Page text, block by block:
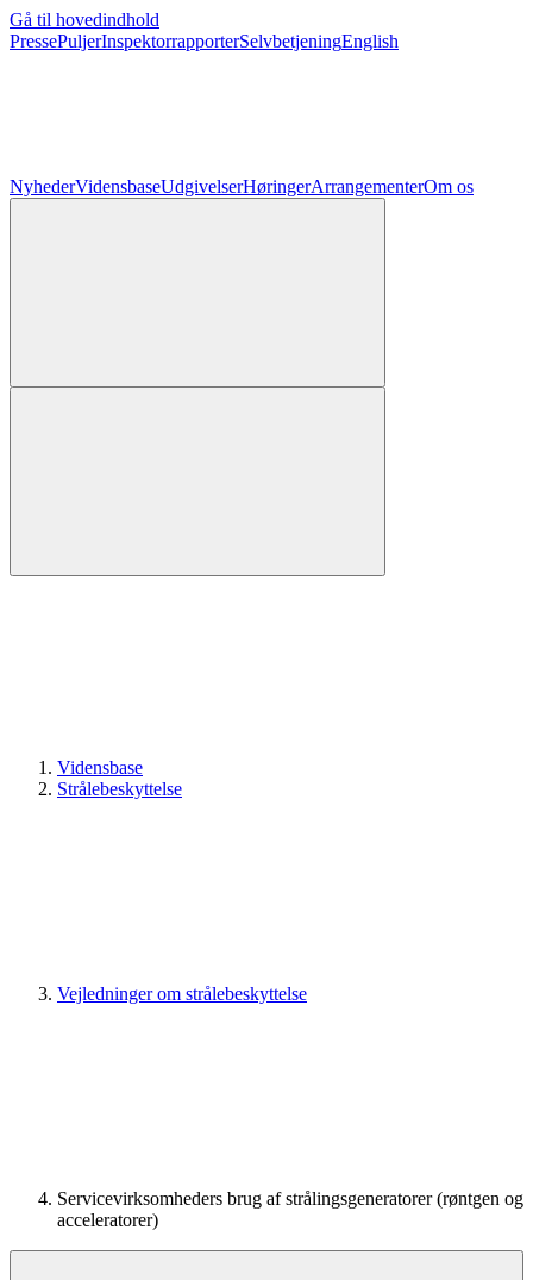
Gå til hovedindhold
PressePuljerInspektorrapporterSelvbetjeningEnglish
NyhederVidensbaseUdgivelserHøringerArrangementerOm os
Vidensbase
Strålebeskyttelse
Vejledninger om strålebeskyttelse
Servicevirksomheders brug af strålingsgeneratorer (røntgen og
acceleratorer)